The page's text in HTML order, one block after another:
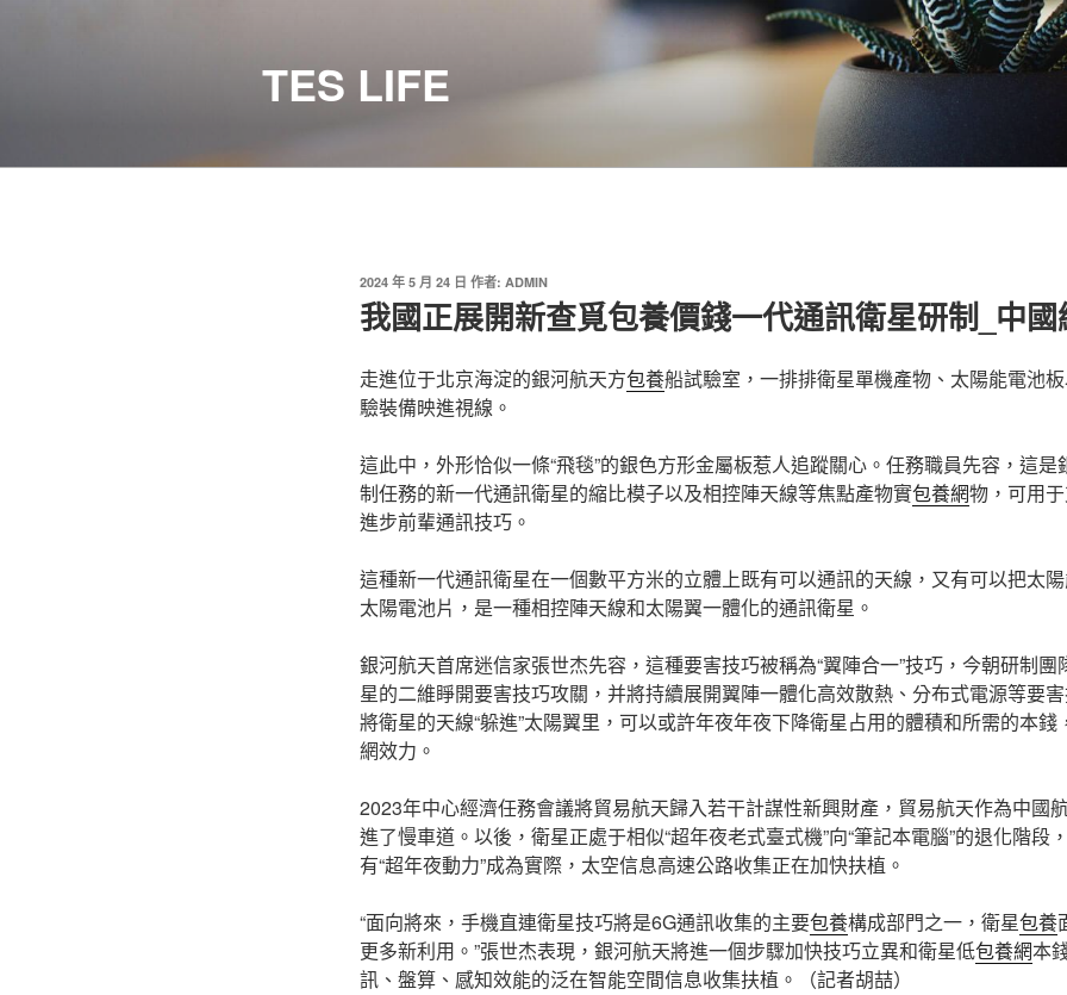
TES LIFE
發
佈
於
2024 年 5 月 24 日 作者: ADMIN
我國正展開新查覓包養價錢一代通訊衛星研制_中國
走進位于北京海淀的銀河航天方包養船試驗室，一排排衛星單機產物、太陽能電池
驗裝備映進視線。
這此中，外形恰似一條“飛毯”的銀色方形金屬板惹人追蹤關心。任務職員先容，這
制任務的新一代通訊衛星的縮比模子以及相控陣天線等焦點產物實包養網物，可用
進步前輩通訊技巧。
這種新一代通訊衛星在一個數平方米的立體上既有可以通訊的天線，又有可以把太
太陽電池片，是一種相控陣天線和太陽翼一體化的通訊衛星。
銀河航天首席迷信家張世杰先容，這種要害技巧被稱為“翼陣合一”技巧，今朝研制團
星的二維睜開要害技巧攻關，并將持續展開翼陣一體化高效散熱、分布式電源等要
將衛星的天線“躲進”太陽翼里，可以或許年夜年夜下降衛星占用的體積和所需的本
網效力。
2023年中心經濟任務會議將貿易航天歸入若干計謀性新興財產，貿易航天作為中國
進了慢車道。以後，衛星正處于相似“超年夜老式臺式機”向“筆記本電腦”的退化階段
有“超年夜動力”成為實際，太空信息高速公路收集正在加快扶植。
“面向將來，手機直連衛星技巧將是6G通訊收集的主要包養構成部門之一，衛星包養
更多新利用。”張世杰表現，銀河航天將進一個步驟加快技巧立異和衛星低包養網本
訊、盤算、感知效能的泛在智能空間信息收集扶植。（記者胡喆）